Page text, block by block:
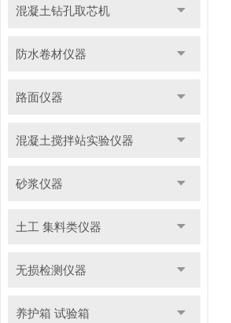
混凝土钻孔取芯机
防水卷材仪器
路面仪器
混凝土搅拌站实验仪器
砂浆仪器
土工 集料类仪器
无损检测仪器
养护箱 试验箱